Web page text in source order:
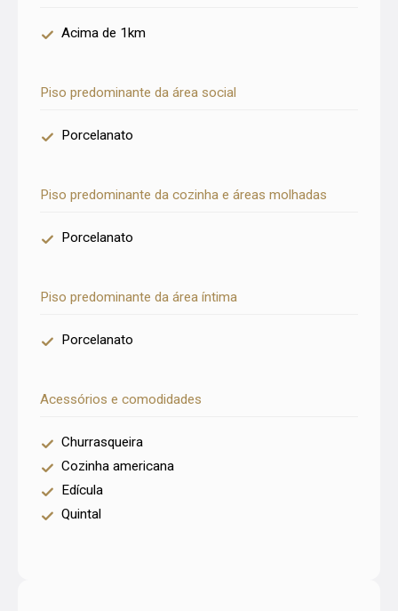
Acima de 1km
Piso predominante da área social
Porcelanato
Piso predominante da cozinha e áreas molhadas
Porcelanato
Piso predominante da área íntima
Porcelanato
Acessórios e comodidades
Churrasqueira
Cozinha americana
Edícula
Quintal